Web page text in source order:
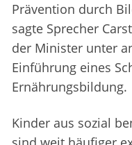
Prävention durch
sagte Sprecher
der Minister unter
Einführung eines
Ernährungsbildung.
Kinder aus sozial